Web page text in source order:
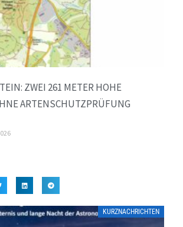
ZWEI 261 METER HOHE
ARTENSCHUTZPRÜFUNG
KURZNACHRICHTEN